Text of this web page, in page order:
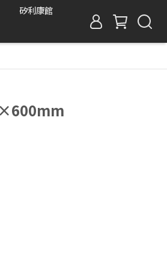
矽利康館